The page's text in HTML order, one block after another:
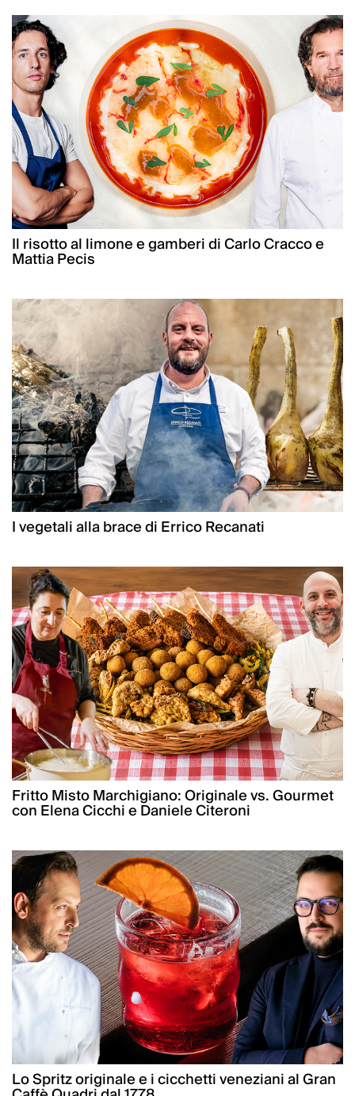
Il risotto al limone e gamberi di Carlo Cracco e
Mattia Pecis
I vegetali alla brace di Errico Recanati
Fritto Misto Marchigiano: Originale vs. Gourmet
con Elena Cicchi e Daniele Citeroni
Lo Spritz originale e i cicchetti veneziani al Gran